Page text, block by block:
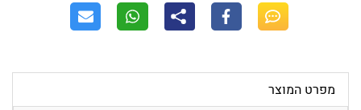
מפרט המוצר